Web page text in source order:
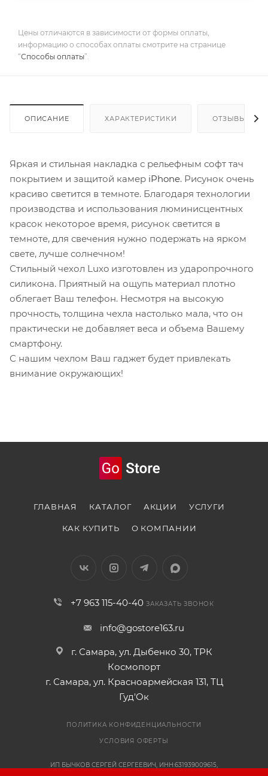
Цены отличаются в зависимости от формы оплаты,
информацию о способах оплаты смотрите на странице
“Способы оплаты”.
ОПИСАНИЕ ХАРАКТЕРИСТИКИ ОТЗЫВЫ
Яркая и стильная накладка с рельефным софт тач
покрытием и защитой камер iPhone. Рисунок очень
красиво светится в темноте. Благодаря технологии
производства и использования люминисцентных
красок некоторое время, рисунок светится в
темноте, для свечения нужно подержать на ярком
свете, лучше солнечном!
Стильный чехол Luxo изготовлен из ударопрочного
силикона. Приятный на ощупь материал плотно
облегает Ваш телефон. Несмотря на высокую
прочность, толщина чехла настолько мала, что он
практически не добавляет веса и объема Вашему
смартфону.
С нашим чехлом Ваш гаджет будет привлекать
внимание окружающих!
ГЛАВНАЯ КАТАЛОГ АКЦИИ УСЛУГИ
КАК КУПИТЬ О КОМПАНИИ
+7 963 115-40-40 ЗАКАЗАТЬ ЗВОНОК
info@gostore163.ru
г. Самара, ул. Дыбенко 30, ТРК
Космопорт
г. Самара, ул. Красноармейская 131, ТЦ
Гуд'Ок
ПОЛИТИКА КОНФИДЕНЦИАЛЬНОСТИ
УСЛОВИЯ ОФЕРТЫ
ИП БЫЧКОВ СЕРГЕЙ СЕРГЕЕВИЧ, ИНН:631939009615,